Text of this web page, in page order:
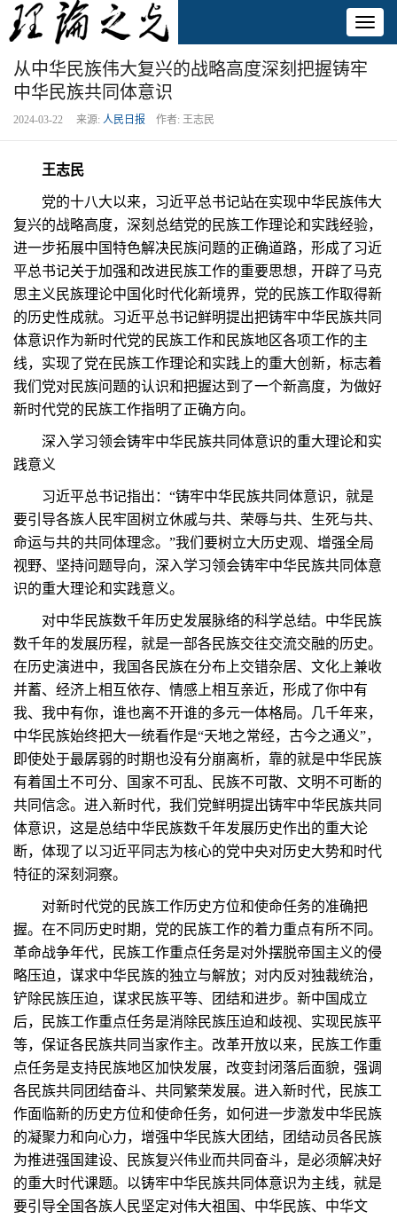
从中华民族伟大复兴的战略高度深刻把握铸牢
中华民族共同体意识
2024-03-22 来源: 人民日报 作者: 王志民
王志民
党的十八大以来，习近平总书记站在实现中华民族伟大
复兴的战略高度，深刻总结党的民族工作理论和实践经验，
进一步拓展中国特色解决民族问题的正确道路，形成了习近
平总书记关于加强和改进民族工作的重要思想，开辟了马克
思主义民族理论中国化时代化新境界，党的民族工作取得新
的历史性成就。习近平总书记鲜明提出把铸牢中华民族共同
体意识作为新时代党的民族工作和民族地区各项工作的主
线，实现了党在民族工作理论和实践上的重大创新，标志着
我们党对民族问题的认识和把握达到了一个新高度，为做好
新时代党的民族工作指明了正确方向。
深入学习领会铸牢中华民族共同体意识的重大理论和实
践意义
习近平总书记指出：“铸牢中华民族共同体意识，就是
要引导各族人民牢固树立休戚与共、荣辱与共、生死与共、
命运与共的共同体理念。”我们要树立大历史观、增强全局
视野、坚持问题导向，深入学习领会铸牢中华民族共同体意
识的重大理论和实践意义。
对中华民族数千年历史发展脉络的科学总结。中华民族
数千年的发展历程，就是一部各民族交往交流交融的历史。
在历史演进中，我国各民族在分布上交错杂居、文化上兼收
并蓄、经济上相互依存、情感上相互亲近，形成了你中有
我、我中有你，谁也离不开谁的多元一体格局。几千年来，
中华民族始终把大一统看作是“天地之常经，古今之通义”，
即使处于最孱弱的时期也没有分崩离析，靠的就是中华民族
有着国土不可分、国家不可乱、民族不可散、文明不可断的
共同信念。进入新时代，我们党鲜明提出铸牢中华民族共同
体意识，这是总结中华民族数千年发展历史作出的重大论
断，体现了以习近平同志为核心的党中央对历史大势和时代
特征的深刻洞察。
对新时代党的民族工作历史方位和使命任务的准确把
握。在不同历史时期，党的民族工作的着力重点有所不同。
革命战争年代，民族工作重点任务是对外摆脱帝国主义的侵
略压迫，谋求中华民族的独立与解放；对内反对独裁统治，
铲除民族压迫，谋求民族平等、团结和进步。新中国成立
后，民族工作重点任务是消除民族压迫和歧视、实现民族平
等，保证各民族共同当家作主。改革开放以来，民族工作重
点任务是支持民族地区加快发展，改变封闭落后面貌，强调
各民族共同团结奋斗、共同繁荣发展。进入新时代，民族工
作面临新的历史方位和使命任务，如何进一步激发中华民族
的凝聚力和向心力，增强中华民族大团结，团结动员各民族
为推进强国建设、民族复兴伟业而共同奋斗，是必须解决好
的重大时代课题。以铸牢中华民族共同体意识为主线，就是
要引导全国各族人民坚定对伟大祖国、中华民族、中华文